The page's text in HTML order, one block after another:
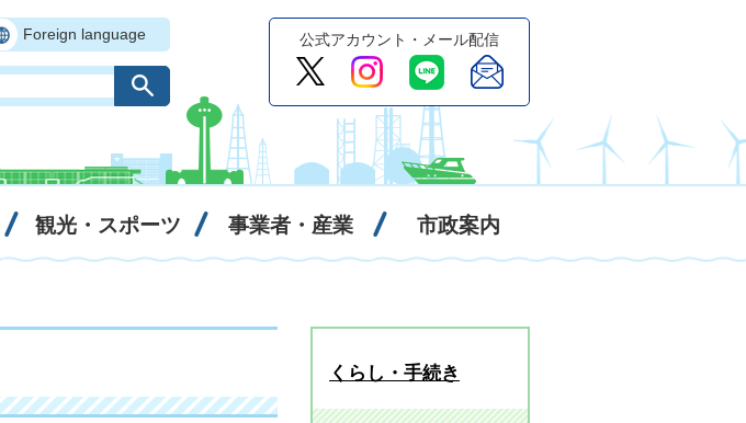
Foreign language 公式アカウント・メール配信
観光・スポーツ 事業者・産業 市政案内
くらし・手続き